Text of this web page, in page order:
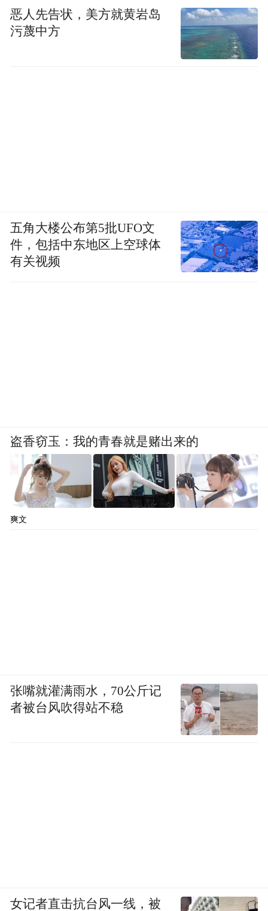
恶人先告状，美方就黄岩岛
污蔑中方
五角大楼公布第5批UFO文
件，包括中东地区上空球体
有关视频
盗香窃玉：我的青春就是赌出来的
爽文
张嘴就灌满雨水，70公斤记
者被台风吹得站不稳
女记者直击抗台风一线，被